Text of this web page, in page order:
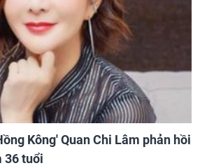
Kông' Quan Chi Lâm phản hồi
36 tuổi